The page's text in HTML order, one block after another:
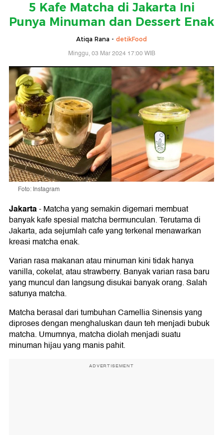
5 Kafe Matcha di Jakarta Ini
Punya Minuman dan Dessert Enak
Atiqa Rana - detikFood
Minggu, 03 Mar 2024 17:00 WIB
Foto: Instagram
Jakarta-Matcha yang semakin digemari membuat
banyak kafe spesial matcha bermunculan. Terutama di
Jakarta, ada sejumlah cafe yang terkenal menawarkan
kreasi matcha enak.
Varian rasa makanan atau minuman kini tidak hanya
vanilla, cokelat, atau strawberry. Banyak varian rasa baru
yang muncul dan langsung disukai banyak orang. Salah
satunya matcha.
Matcha berasal dari tumbuhan Camellia Sinensis yang
diproses dengan menghaluskan daun teh menjadi bubuk
matcha. Umumnya, matcha diolah menjadi suatu
minuman hijau yang manis pahit.
ADVERTISEMENT